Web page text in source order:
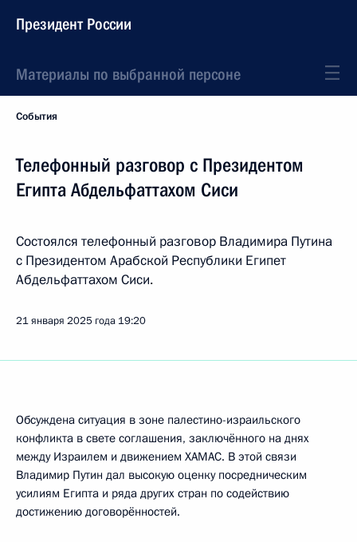
Президент России
Материалы по выбранной персоне
События
Телефонный разговор с Президентом
Египта Абдельфаттахом Сиси
Состоялся телефонный разговор Владимира Путина
с Президентом Арабской Республики Египет
Абдельфаттахом Сиси.
21 января 2025 года 19:20
Обсуждена ситуация в зоне палестино-израильского
конфликта в свете соглашения, заключённого на днях
между Израилем и движением ХАМАС. В этой связи
Владимир Путин дал высокую оценку посредническим
усилиям Египта и ряда других стран по содействию
достижению договорённостей.